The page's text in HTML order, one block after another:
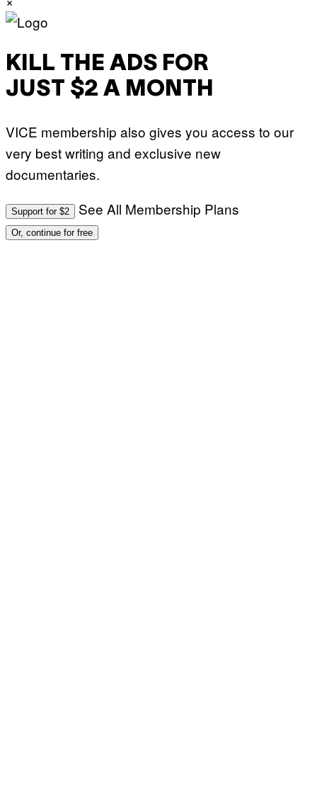
KILL THE ADS FOR
JUST $2 A MONTH
VICE membership also gives you access to our
very best writing and exclusive new
documentaries.
Support for $2 See All Membership Plans
Or, continue for free